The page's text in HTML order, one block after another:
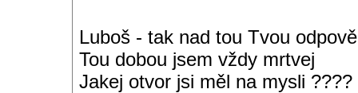
Luboš - tak nad tou Tvou
Tou dobou jsem vždy mrtvej
Jakej otvor jsi měl na mysli ????